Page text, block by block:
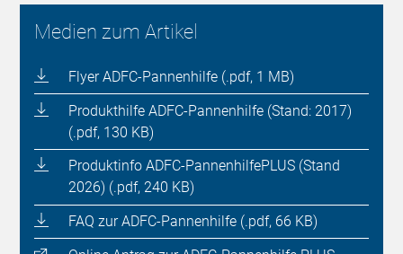
Medien zum Artikel
Flyer ADFC-Pannenhilfe (.pdf, 1 MB)
Produkthilfe ADFC-Pannenhilfe (Stand: 2017)
(.pdf, 130 KB)
Produktinfo ADFC-PannenhilfePLUS (Stand
2026) (.pdf, 240 KB)
FAQ zur ADFC-Pannenhilfe (.pdf, 66 KB)